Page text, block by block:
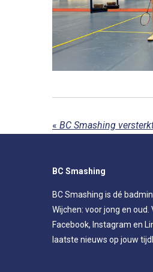
« BC Smashing
BC Smashing
BC Smashing is dé
Wijchen: voor jong en oud.
Facebook, Instagram en
laatste nieuws op jouw